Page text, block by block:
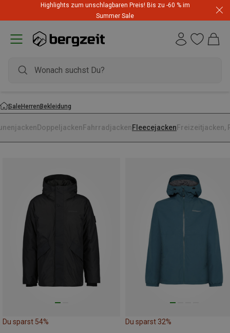
Highlights zum unschlagbaren Preis! Bis zu -60 % im
Summer Sale
SaleHerrenBekleidung
Doppeljacken FahrradjackenFleecejacken Freizeitjacken,
Du sparst 54% Du sparst 32%